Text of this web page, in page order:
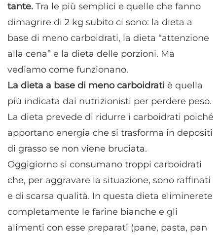
tante. Tra le più semplici e quelle che fanno
dimagrire di 2 kg subito ci sono: la dieta a
base di meno carboidrati, la dieta “attenzione
alla cena” e la dieta delle porzioni. Ma
vediamo come funzionano.
La dieta a base di meno carboidrati è quella
più indicata dai nutrizionisti per perdere peso.
La dieta prevede di ridurre i carboidrati poiché
apportano energia che si trasforma in depositi
di grasso se non viene bruciata.
Oggigiorno si consumano troppi carboidrati
che, per aggravare la situazione, sono raffinati
e di scarsa qualità. In questa dieta eliminerete
completamente le farine bianche e gli
alimenti con esse preparati (pane, pasta, pan